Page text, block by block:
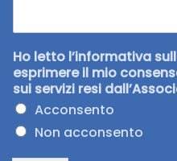
Ho letto l’informativa
esprimere il mio
sui servizi resi
Acconsento
Non acconsento